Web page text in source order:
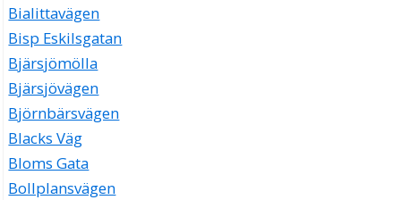
Bialittavägen
Bisp Eskilsgatan
Bjärsjömölla
Bjärsjövägen
Björnbärsvägen
Blacks Väg
Bloms Gata
Bollplansvägen